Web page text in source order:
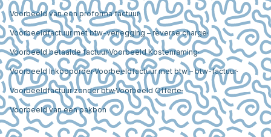
Voorbeeld van een proforma factuur
Voorbeeldfactuur met btw-verlegging – reverse charge
Voorbeeld betaalde factuurVoorbeeld Kostenraming
Voorbeeld InkooporderVoorbeeldfactuur met btw – btw-factuur
Voorbeeldfactuur zonder btwVoorbeeld Offerte
Voorbeeld van een pakbon